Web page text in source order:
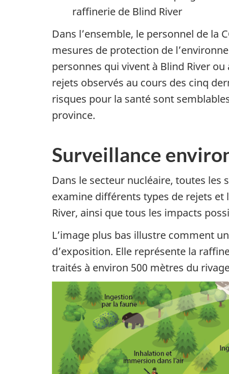
raffinerie de Blind River
Dans l’ensemble, le personnel de la
mesures de protection de
personnes qui vivent à Blind River
rejets observés au cours des cinq
risques pour la santé sont
province.
Surveillance
Dans le secteur nucléaire, toutes
examine différents types de rejets et
River, ainsi que tous les impacts
L’image plus bas illustre comment
d’exposition. Elle représente la
traités à environ 500 mètres du